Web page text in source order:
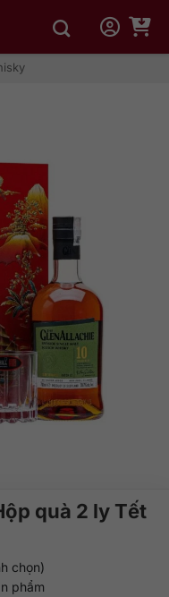
quà 2 ly Tết
chọn)
phẩm